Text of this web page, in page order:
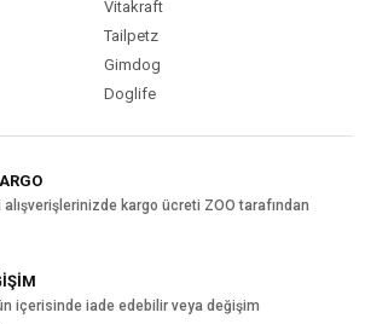
Vitakraft
Tailpetz
Gimdog
Doglife
kargo ücreti ZOO tarafından
içerisinde iade edebilir veya değişim